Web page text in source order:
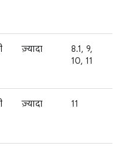
ज़्यादा
8.1, 9,
10, 11
ज़्यादा 11